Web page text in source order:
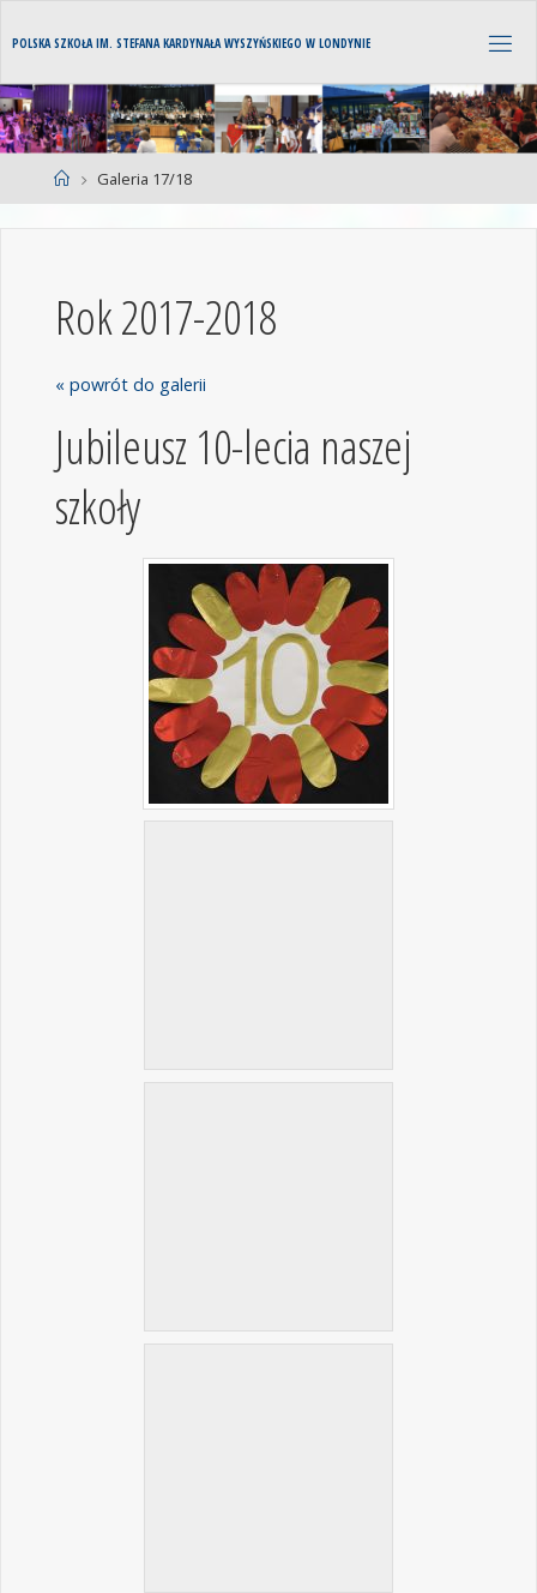
POLSKA SZKOŁA IM. STEFANA KARDYNAŁA WYSZYŃSKIEGO W LONDYNIE
Galeria 17/18
Rok 2017-2018
« powrót do galerii
Jubileusz 10-lecia naszej
szkoły